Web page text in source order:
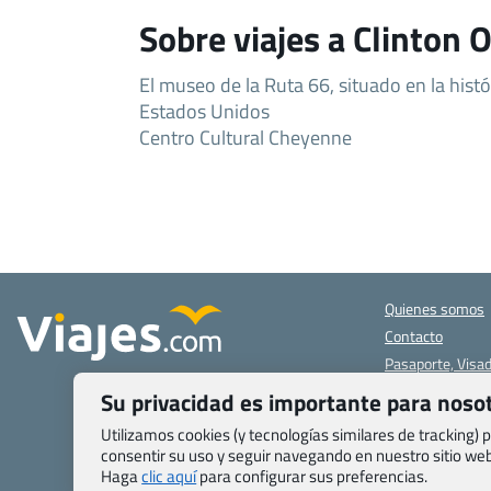
Sobre viajes a Clinton
El museo de la Ruta 66, situado en la
Estados Unidos
Centro Cultural Cheyenne
Quienes somos
Contacto
Pasaporte,
específicas
Blog de
Registro de
Preguntas
Su privacidad es importante para
Utilizamos cookies (y tecnologías similares de
consentir su uso y seguir navegando en nuestro sitio
Hagaclic aquípara configurar sus preferencias.